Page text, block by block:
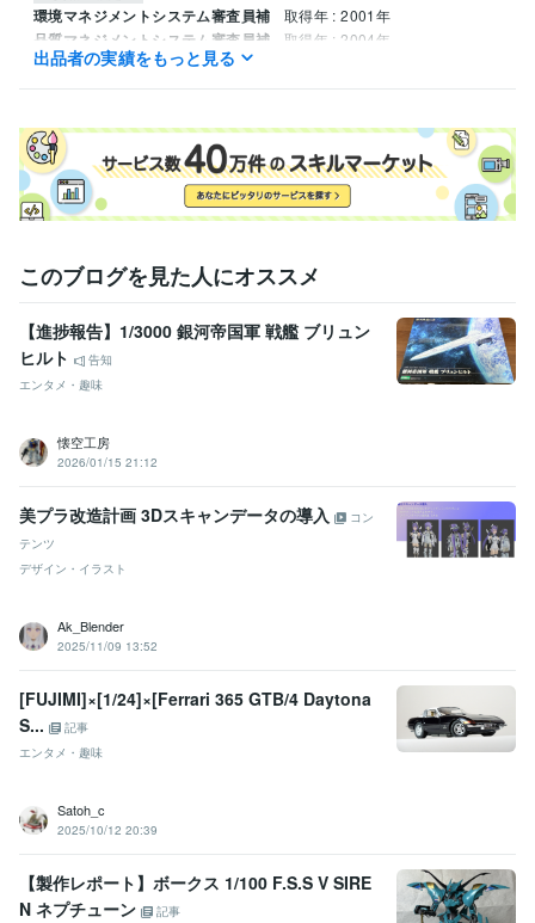
環境マネジメントシステム審査員補 取得年 : 2001年
品質マネジメントシステム審査員補 取得年 : 2004年
模型／ISO
出品者の実績をもっと見る
このブログを見た人にオススメ
【進捗報告】1/3000 銀河帝国軍 戦艦 ブリュン
ヒルト
告知
エンタメ・趣味
懐空工房
2026/01/15 21:12
美プラ改造計画 3Dスキャンデータの導入
コン
テンツ
デザイン・イラスト
Ak_Blender
2025/11/09 13:52
[FUJIMI]×[1/24]×[Ferrari 365 GTB/4 Daytona
S...
記事
エンタメ・趣味
Satoh_c
2025/10/12 20:39
【製作レポート】ボークス 1/100 F.S.S V SIRE
N ネプチューン
記事